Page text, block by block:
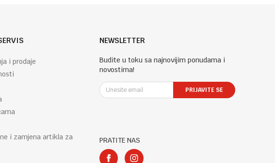
i prodaje
i zamjena artikla za
NEWSLETTER
Budite u toku sa najnovijim ponudama i
novostima!
PRIJAVITE SE
PRATITE NAS